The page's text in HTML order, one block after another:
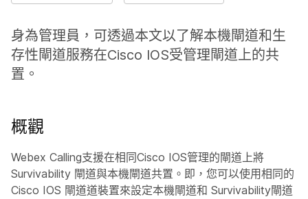
身為管理員，可透過本文以了解本機閘道和生
存性閘道服務在Cisco IOS受管理閘道上的共
置。
概觀
Webex Calling支援在相同Cisco IOS管理的閘道上將
Survivability 閘道與本機閘道共置。即，您可以使用相同的
Cisco IOS 閘道道裝置來設定本機閘道和 Survivability閘道